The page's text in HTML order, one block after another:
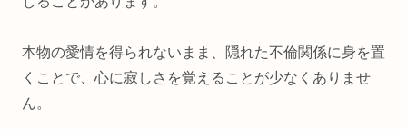
本物の愛情を得られないまま、隠れた不倫関係に身を置
くことで、心に寂しさを覚えることが少なくありませ
ん。